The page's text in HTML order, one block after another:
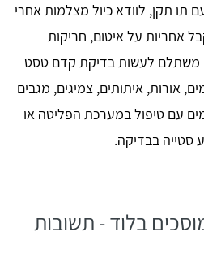
תו תקן, לוודא כיול מצלמות אחרי
אחריות על איטום, חריקות
משתלם לעשות בדיקת קדם טסט
אורות, איתותים, צמיגים, מגבים
עם טיפול במערכת הפליטה או
סטייה בבדיקה.
בלוד - תשובות